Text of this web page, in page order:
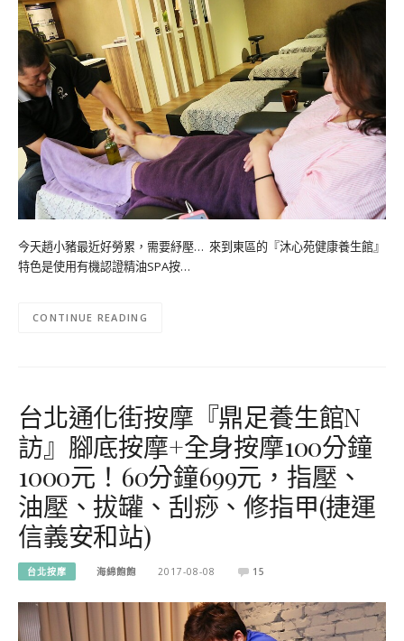
今天趙小豬最近好勞累，需要紓壓… 來到東區的『沐心苑健康養生館』
特色是使用有機認證精油SPA按…
CONTINUE READING
台北通化街按摩『鼎足養生館N
訪』腳底按摩+全身按摩100分鐘
1000元！60分鐘699元，指壓、
油壓、拔罐、刮痧、修指甲(捷運
信義安和站)
台北按摩 海綿飽飽 2017-08-08 15